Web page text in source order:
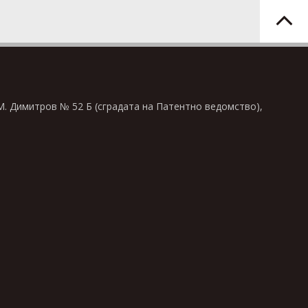
Димитров № 52 Б (сградата на Патентно ведомство),